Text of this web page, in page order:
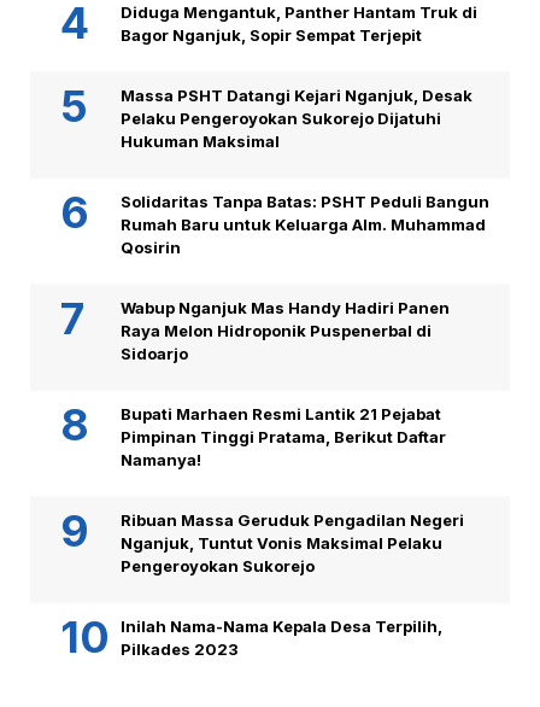
Diduga Mengantuk, Panther Hantam Truk di
Bagor Nganjuk, Sopir Sempat Terjepit
Massa PSHT Datangi Kejari Nganjuk, Desak
Pelaku Pengeroyokan Sukorejo Dijatuhi
Hukuman Maksimal
Solidaritas Tanpa Batas: PSHT Peduli Bangun
Rumah Baru untuk Keluarga Alm. Muhammad
Qosirin
Wabup Nganjuk Mas Handy Hadiri Panen
Raya Melon Hidroponik Puspenerbal di
Sidoarjo
Bupati Marhaen Resmi Lantik 21 Pejabat
Pimpinan Tinggi Pratama, Berikut Daftar
Namanya!
Ribuan Massa Geruduk Pengadilan Negeri
Nganjuk, Tuntut Vonis Maksimal Pelaku
Pengeroyokan Sukorejo
Inilah Nama-Nama Kepala Desa Terpilih,
Pilkades 2023